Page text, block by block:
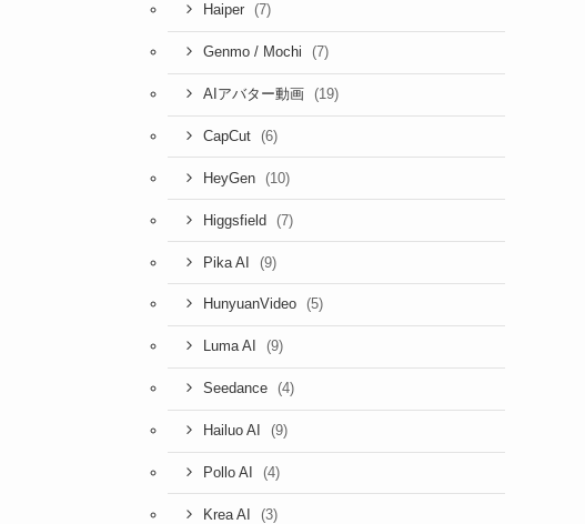
Haiper (7)
Genmo / Mochi (7)
AIアバター動画 (19)
CapCut (6)
HeyGen (10)
Higgsfield (7)
Pika AI (9)
HunyuanVideo (5)
Luma AI (9)
Seedance (4)
Hailuo AI (9)
Pollo AI (4)
Krea AI (3)